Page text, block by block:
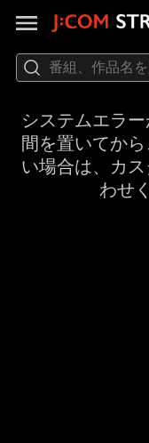
システムエラ
間を置いてか
い場合は、カ
わせ